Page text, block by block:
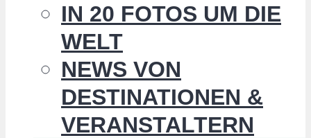
IN 20 FOTOS UM DIE
WELT
NEWS VON
DESTINATIONEN &
VERANSTALTERN